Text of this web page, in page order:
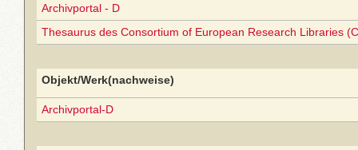
Archivportal - D
Thesaurus des Consortium of European Research Libraries
Objekt/Werk(nachweise)
Archivportal-D